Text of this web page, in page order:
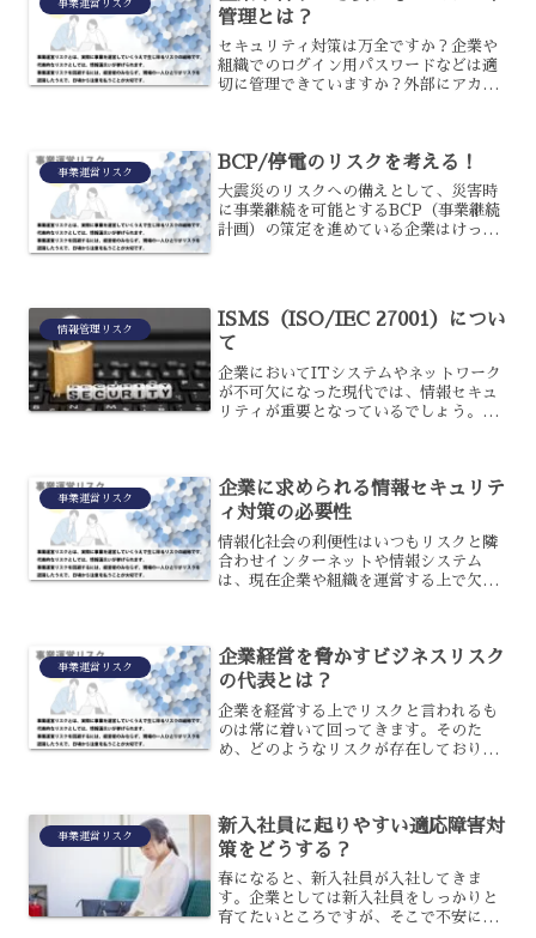
事業運営リスク
管理とは？
セキュリティ対策は万全ですか？企業や
組織でのログイン用パスワードなどは適
切に管理できていますか？外部にアカウ
期的に変更を行うなども大...
事業運営リスク BCP/停電のリスクを考える！
大震災のリスクへの備えとして、災害時
に事業継続を可能とするBCP（事業継続
計画）の策定を進めている企業はけっし
などのインフラの破壊が...
情報管理リスク
ISMS（ISO/IEC 27001）につい
て
企業においてITシステムやネットワーク
が不可欠になった現代では、情報セキュ
リティが重要となっているでしょう。情
ISMS...
事業運営リスク
企業に求められる情報セキュリテ
ィ対策の必要性
情報化社会の利便性はいつもリスクと隣
合わせインターネットや情報システム
は、現在企業や組織を運営する上で欠か
でもあります。例えば情報シ...
事業運営リスク
企業経営を脅かすビジネスリスク
の代表とは？
企業を経営する上でリスクと言われるも
のは常に着いて回ってきます。そのた
め、どのようなリスクが存在しておりど
すリスクには次のようなもの...
事業運営リスク
新入社員に起りやすい適応障害対
策をどうする？
春になると、新入社員が入社してきま
す。企業としては新入社員をしっかりと
育てたいところですが、そこで不安にな